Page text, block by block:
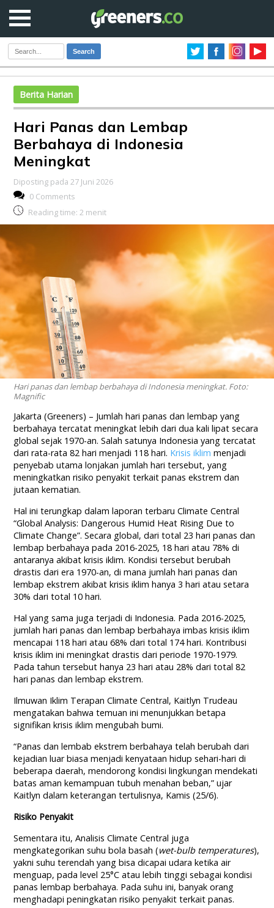
Search
Berita Harian
Hari Panas dan Lembap
Berbahaya di Indonesia
Meningkat
Diposting pada 27 Juni 2026
0 Comments
Reading time: 2 menit
Hari panas dan lembap berbahaya di Indonesia meningkat. Foto:
Magnific
Jakarta (Greeners) – Jumlah hari panas dan lembap yang
berbahaya tercatat meningkat lebih dari dua kali lipat secara
global sejak 1970-an. Salah satunya Indonesia yang tercatat
dari rata-rata 82 hari menjadi 118 hari. Krisis iklim menjadi
penyebab utama lonjakan jumlah hari tersebut, yang
meningkatkan risiko penyakit terkait panas ekstrem dan
jutaan kematian.
Hal ini terungkap dalam laporan terbaru Climate Central
“Global Analysis: Dangerous Humid Heat Rising Due to
Climate Change”. Secara global, dari total 23 hari panas dan
lembap berbahaya pada 2016-2025, 18 hari atau 78% di
antaranya akibat krisis iklim. Kondisi tersebut berubah
drastis dari era 1970-an, di mana jumlah hari panas dan
lembap ekstrem akibat krisis iklim hanya 3 hari atau setara
30% dari total 10 hari.
Hal yang sama juga terjadi di Indonesia. Pada 2016-2025,
jumlah hari panas dan lembap berbahaya imbas krisis iklim
mencapai 118 hari atau 68% dari total 174 hari. Kontribusi
krisis iklim ini meningkat drastis dari periode 1970-1979.
Pada tahun tersebut hanya 23 hari atau 28% dari total 82
hari panas dan lembap ekstrem.
Ilmuwan Iklim Terapan Climate Central, Kaitlyn Trudeau
mengatakan bahwa temuan ini menunjukkan betapa
signifikan krisis iklim mengubah bumi.
“Panas dan lembab ekstrem berbahaya telah berubah dari
kejadian luar biasa menjadi kenyataan hidup sehari-hari di
beberapa daerah, mendorong kondisi lingkungan mendekati
batas aman kemampuan tubuh menahan beban,” ujar
Kaitlyn dalam keterangan tertulisnya, Kamis (25/6).
Risiko Penyakit
Sementara itu, Analisis Climate Central juga
mengkategorikan suhu bola basah (wet-bulb temperatures),
yakni suhu terendah yang bisa dicapai udara ketika air
menguap, pada level 25°C atau lebih tinggi sebagai kondisi
panas lembap berbahaya. Pada suhu ini, banyak orang
menghadapi peningkatan risiko penyakit terkait panas.